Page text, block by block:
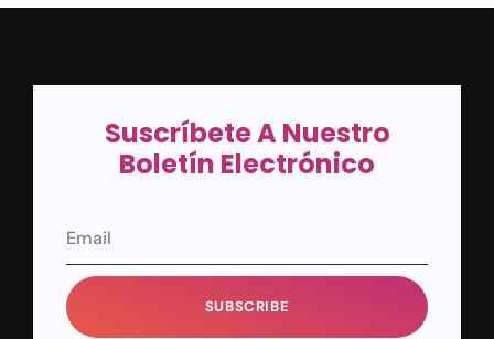
Suscríbete A Nuestro
Boletín Electrónico
SUBSCRIBE